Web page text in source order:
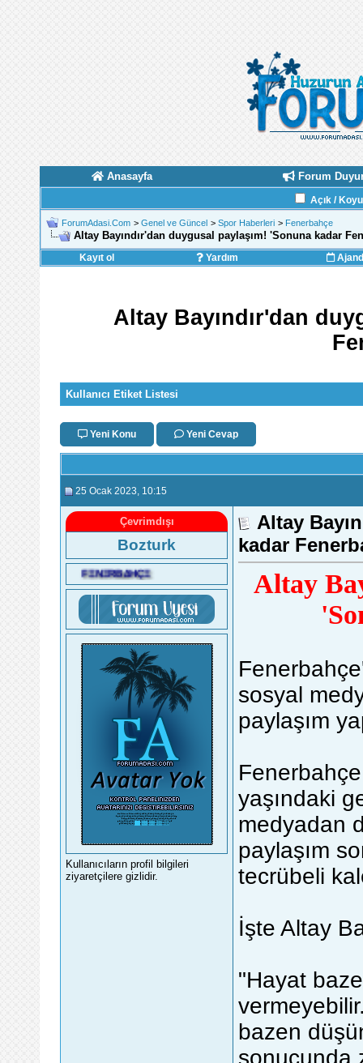
Anasayfa Forum
Açık /
ForumAdasi.Com > Genel ve Güncel > Spor Haberleri > Fenerbahçe
Altay Bayındır'dan duygusal paylaşım! 'Sonuna kadar
Kayıt ol Yardım
Altay Bayındır'dan
Kullanıcı Etiket Listesi
Yeni Konu Yeni Cevap
25 Ocak 2023 , 10:15
Çevrimdışı
Bozturk
FΞNΞRB∆HÇΞ
Kullanıcıların profil bilgileri
ziyaretçilere gizlidir.
Altay
kadar
Altay
sosyal
paylaşım
yaşındaki
medyadan
paylaşım
tecrübeli
İşte Altay
"Hayat
bazen
sonucunda